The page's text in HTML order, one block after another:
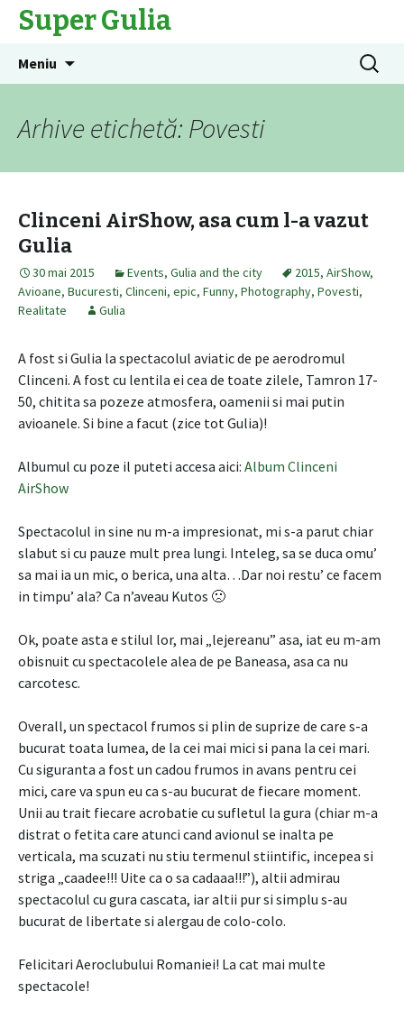
Super Gulia
Meniu
Caută
după:
Arhive etichetă: Povesti
Clinceni AirShow, asa cum l-a vazut
Gulia
30 mai 2015 Events, Gulia and the city 2015, AirShow,
Avioane, Bucuresti, Clinceni, epic, Funny, Photography, Povesti,
Realitate
Gulia
A fost si Gulia la spectacolul aviatic de pe aerodromul
Clinceni. A fost cu lentila ei cea de toate zilele, Tamron 17-
50, chitita sa pozeze atmosfera, oamenii si mai putin
avioanele. Si bine a facut (zice tot Gulia)!
Albumul cu poze il puteti accesa aici: Album Clinceni
AirShow
Spectacolul in sine nu m-a impresionat, mi s-a parut chiar
slabut si cu pauze mult prea lungi. Inteleg, sa se duca omu’
sa mai ia un mic, o berica, una alta…Dar noi restu’ ce facem
in timpu’ ala? Ca n’aveau Kutos 🙁
Ok, poate asta e stilul lor, mai „lejereanu” asa, iat eu m-am
obisnuit cu spectacolele alea de pe Baneasa, asa ca nu
carcotesc.
Overall, un spectacol frumos si plin de suprize de care s-a
bucurat toata lumea, de la cei mai mici si pana la cei mari.
Cu siguranta a fost un cadou frumos in avans pentru cei
mici, care va spun eu ca s-au bucurat de fiecare moment.
Unii au trait fiecare acrobatie cu sufletul la gura (chiar m-a
distrat o fetita care atunci cand avionul se inalta pe
verticala, ma scuzati nu stiu termenul stiintific, incepea si
striga „caadee!!! Uite ca o sa cadaaa!!!”), altii admirau
spectacolul cu gura cascata, iar altii pur si simplu s-au
bucurat de libertate si alergau de colo-colo.
Felicitari Aeroclubului Romaniei! La cat mai multe
spectacole!